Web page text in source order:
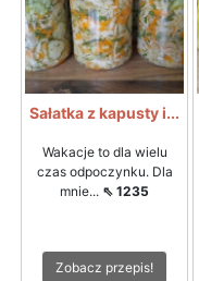
Sałatka z kapusty i...
Wakacje to dla wielu
czas odpoczynku. Dla
mnie... ⇖ 1235
Zobacz przepis!